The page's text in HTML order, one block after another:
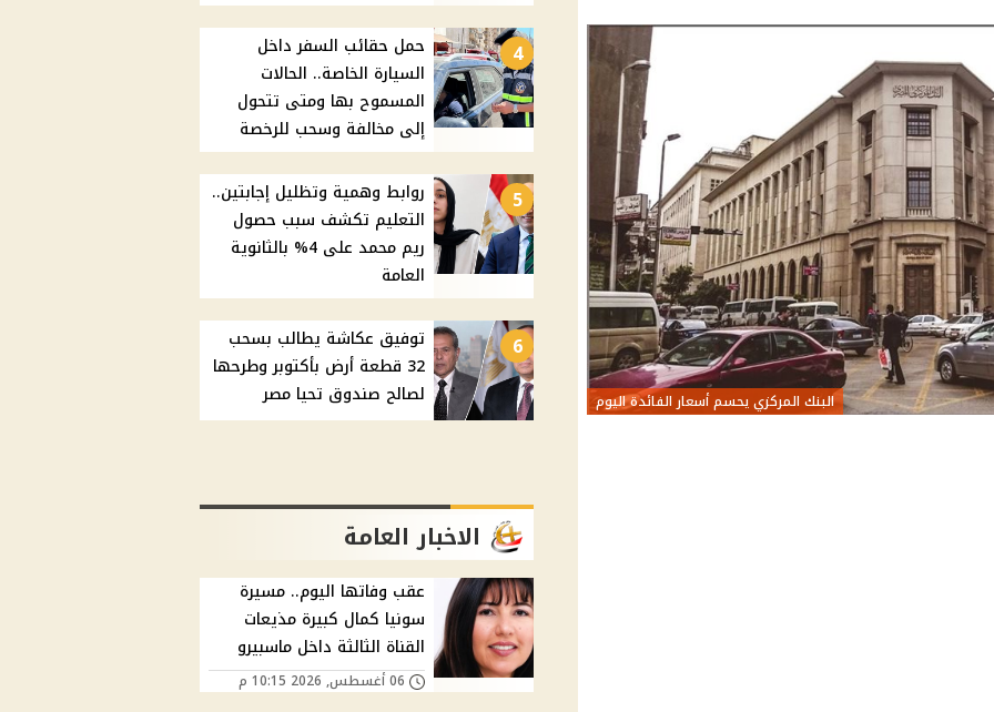
البنك المركزي يحسم أسعار الفائدة اليوم
4
حمل حقائب السفر داخل
السيارة الخاصة.. الحالات
المسموح بها ومتى تتحول
إلى مخالفة وسحب للرخصة
5
روابط وهمية وتظليل إجابتين..
التعليم تكشف سبب حصول
ريم محمد على 4% بالثانوية
العامة
6
توفيق عكاشة يطالب بسحب
32 قطعة أرض بأكتوبر وطرحها
لصالح صندوق تحيا مصر
الاخبار العامة
عقب وفاتها اليوم.. مسيرة
سونيا كمال كبيرة مذيعات
القناة الثالثة داخل ماسبيرو
06 أغسطس, 2026 10:15 م